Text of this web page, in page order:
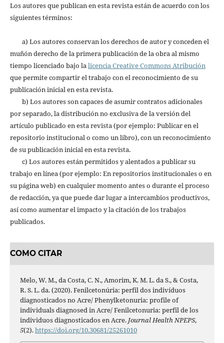
Los autores que publican en esta revista están de acuerdo con los
siguientes términos:
a) Los autores conservan los derechos de autor y conceden el
muñón derecho de la primera publicación de la obra al mismo
tiempo licenciado bajo la licencia Creative Commons Atribución
que permite compartir el trabajo con el reconocimiento de su
publicación inicial en esta revista.
b) Los autores son capaces de asumir contratos adicionales
por separado, la distribución no exclusiva de la versión del
artículo publicado en esta revista (por ejemplo: Publicar en el
repositorio institucional o como un libro), con un reconocimiento
de su publicación inicial en esta revista.
c) Los autores están permitidos y alentados a publicar su
trabajo en línea (por ejemplo: En repositorios institucionales o en
su página web) en cualquier momento antes o durante el proceso
de redacción, ya que puede dar lugar a intercambios productivos,
así como aumentar el impacto y la citación de los trabajos
publicados.
COMO CITAR
Melo, W. M., da Costa, C. N., Amorim, K. M. L. da S., & Costa,
R. S. L. da. (2020). Fenilcetonúria: perfil dos indivíduos
diagnosticados no Acre/ Phenylketonuria: profile of
individuals diagnosed in Acre/ Fenilcetonuria: perfil de los
individuos diagnosticados en Acre. Journal Health NPEPS,
5(2).https://doi.org/10.30681/25261010